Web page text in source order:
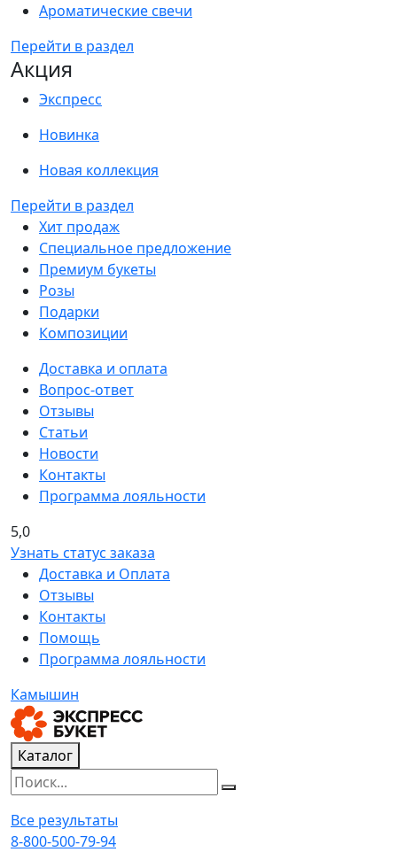
Ароматические свечи
Перейти в раздел
Акция
Экспресс
Новинка
Новая коллекция
Перейти в раздел
Хит продаж
Специальное предложение
Премиум букеты
Розы
Подарки
Композиции
Доставка и оплата
Вопрос-ответ
Отзывы
Статьи
Новости
Контакты
Программа лояльности
5,0
Узнать статус заказа
Доставка и Оплата
Отзывы
Контакты
Помощь
Программа лояльности
Камышин
Каталог
Все результаты
8-800-500-79-94